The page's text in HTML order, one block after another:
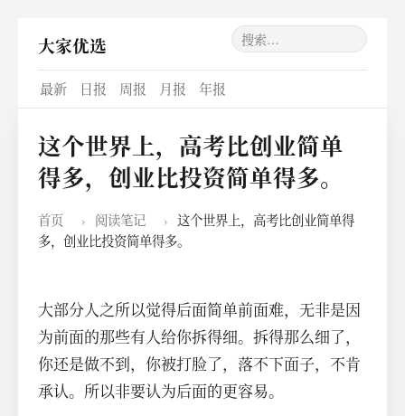
大家优选
最新 日报 周报 月报 年报
这个世界上，高考比创业简单
得多，创业比投资简单得多。
首页 › 阅读笔记 ›
这个世界上，高考比创业简单得
多，创业比投资简单得多。
大部分人之所以觉得后面简单前面难，无非是因
为前面的那些有人给你拆得细。拆得那么细了，
你还是做不到，你被打脸了，落不下面子，不肯
承认。所以非要认为后面的更容易。